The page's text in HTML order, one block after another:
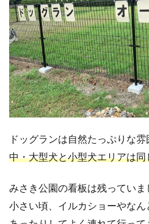
ドッグランは自然たっぷりな雰
中・大型犬と小型犬エリアは
みさき公園の看板は残っていま
小さい頃、イルカショーやな